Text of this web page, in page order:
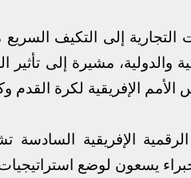
التجارية إلى التكيف
والدولية، مشيرة إلى
الإفريقية لكرة القدم وكأس
الإفريقية
يسعون لوضع